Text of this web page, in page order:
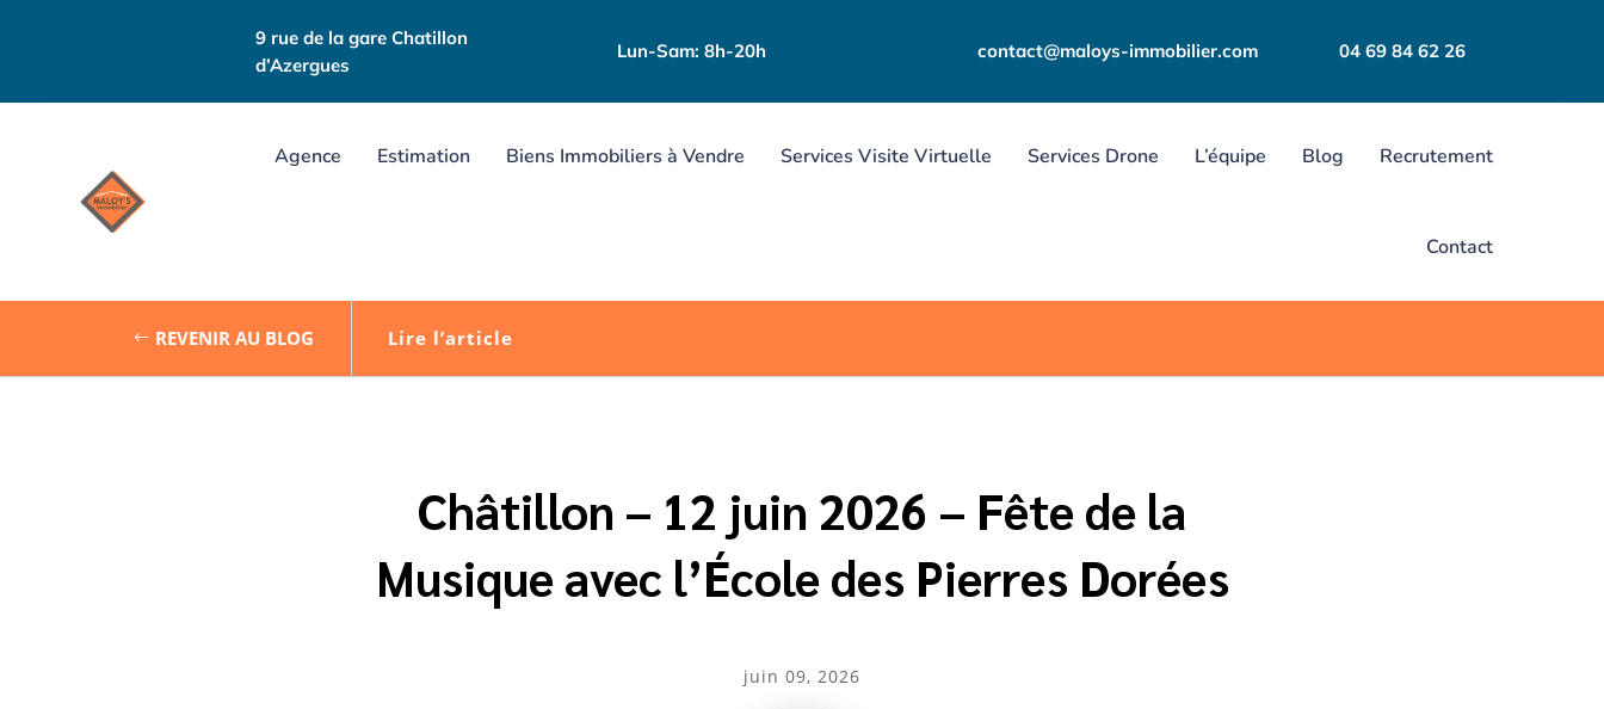
9 rue de la gare Chatillon
d’Azergues
Lun-Sam: 8h-20h contact@maloys-immobilier.com 04 69 84 62 26
Agence Estimation Biens Immobiliers à Vendre Services Visite Virtuelle Services Drone L’équipe Blog Recrutement
Contact
REVENIR AU BLOG Lire l’article
Châtillon – 12 juin 2026 – Fête de la
Musique avec l’École des Pierres Dorées
juin 09, 2026